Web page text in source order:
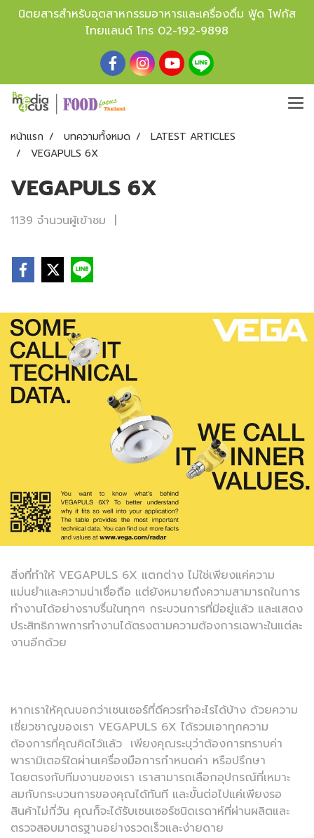
นิตยสารสำหรับอุตสาหกรรมอาหารและเครื่องดื่ม ฟู้ด โฟกัส
ไทยแลนด์ โทร 02-192-9898
หน้าแรก บทความทั้งหมด
LATEST ARTICLES
VEGAPULS 6X
VEGAPULS 6X
1139 จำนวนผู้เข้าชม |
สิ่งที่ทำให้ VEGAPULS 6X แตกต่าง ไม่ใช่เพียงแค่ความ
แม่นยำและความน่าเชื่อถือ แต่ยังหมายถึงความสามารถในการ
ทำงานได้อย่างราบรื่นในทุกๆ กระบวนการที่มีอยู่แล้ว และแสดง
ประสิทธิภาพการทำงานได้ตรงตามความต้องการเฉพาะในแต่ละ
งานอีกด้วย
หากเราให้คุณบอกว่าเซนเซอร์ที่ดีควรทำอะไรได้บ้าง ด้วยความ
เชี่ยวชาญของเรา VEGAPULS 6X ได้รวมเอาทุกความ
ต้องการที่คุณคิดไว้แล้ว เพียงคุณระบุว่าต้องการทราบค่า
พารามิเตอร์ใดผ่านเครื่องมือการกำหนดค่า หรือปรึกษา
โดยตรงกับทีมงานของเรา เราสามารถเลือกอุปกรณ์ที่เหมาะ
สมกับกระบวนการของคุณได้ทันที และขั้นต่อไปแค่เพียงรอ
สินค้าไม่กี่วัน คุณก็จะได้รับเซนเซอร์ชนิดเรดาห์ที่ผ่านผลิตและ
ตรวจสอบมาตรฐานอย่างรวดเร็วและง่ายดาย